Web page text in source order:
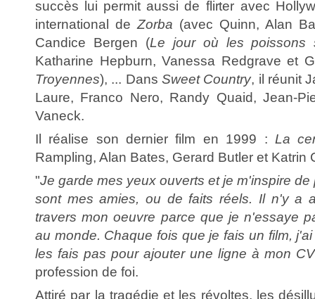
succès lui permit aussi de flirter avec
international de Zorba (avec Quinn, Alan
Candice Bergen (Le jour où les poissons
Katharine Hepburn, Vanessa Redgrave et
Troyennes), ... Dans Sweet Country, il réunit
Laure, Franco Nero, Randy Quaid, Jean-
Vaneck.
Il réalise son dernier film en 1999 : La
Rampling, Alan Bates, Gerard Butler et Katrin
"Je garde mes yeux ouverts et je m'inspire
sont mes amies, ou de faits réels. Il n'y a
travers mon oeuvre parce que je n'essaye
au monde. Chaque fois que je fais un film,
les fais pas pour ajouter une ligne à mon CV
profession de foi.
Attiré par la tragédie et les révoltes, les